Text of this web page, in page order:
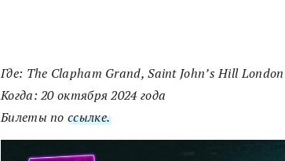
Где: The Clapham Grand, Saint John’s Hill
Когда: 20 октября 2024 года
Билеты поссылке.